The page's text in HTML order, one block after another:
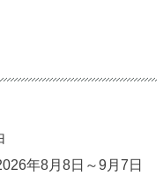
年8月8日～9月7日